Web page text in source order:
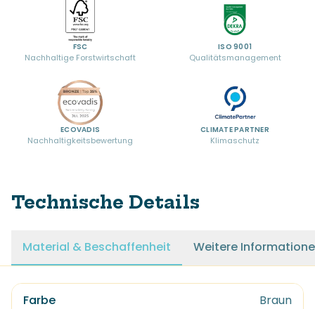
FSC
Nachhaltige Forstwirtschaft
ISO 9001
Qualitätsmanagement
ECOVADIS
Nachhaltigkeitsbewertung
CLIMATE PARTNER
Klimaschutz
Technische Details
Material & Beschaffenheit Weitere
Farbe Braun